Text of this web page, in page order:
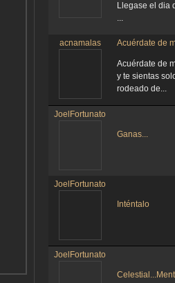
Llegase el dia
...
acnamalas Acuérdate de
Acuérdate de
y te sientas
rodeado de...
JoelFortunato
Ganas...
JoelFortunato
Inténtalo
JoelFortunato